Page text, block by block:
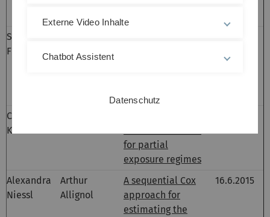
Sandra
Frank
Bluhmki
framework
Christine
Kröner
for partial
exposure regimes
Alexandra
Niessl
Arthur
Allignol
A sequential Cox
approach for
estimating the
16.6.2015
Externe Video Inhalte
Chatbot Assistent
Datenschutz